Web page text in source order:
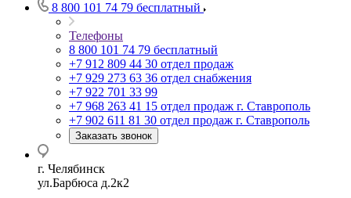
8 800 101 74 79 бесплатный
Телефоны
8 800 101 74 79 бесплатный
+7 912 809 44 30 отдел продаж
+7 929 273 63 36 отдел снабжения
+7 922 701 33 99
+7 968 263 41 15 отдел продаж г. Ставрополь
+7 902 611 81 30 отдел продаж г. Ставрополь
Заказать звонок
г. Челябинск
ул.Барбюса д.2к2